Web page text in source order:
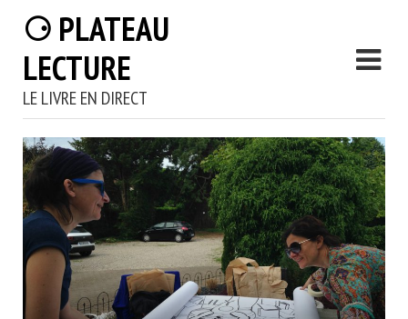
⚆ PLATEAU
LECTURE
LE LIVRE EN DIRECT